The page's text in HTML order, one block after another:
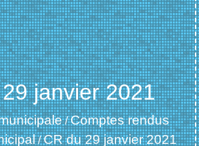
janvier 2021
/Comptes rendus
/CR du 29 janvier 2021